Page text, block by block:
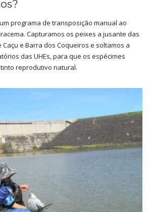
programa de transposição manual ao
Capturamos os peixes a jusante das
e Barra dos Coqueiros e soltamos a
das UHEs, para que os espécimes
reprodutivo natural.